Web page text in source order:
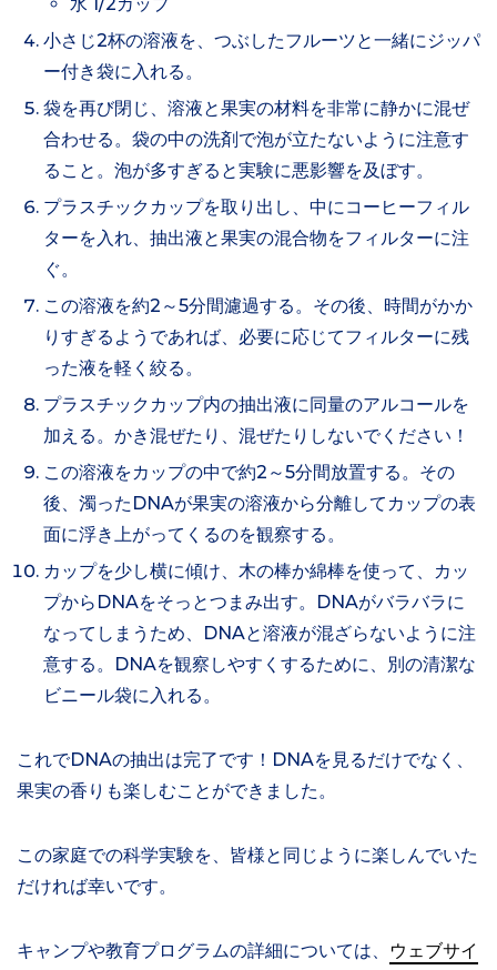
小さじ2杯の溶液を、つぶしたフルーツと一緒にジッパ
ー付き袋に入れる。
袋を再び閉じ、溶液と果実の材料を非常に静かに混ぜ
合わせる。袋の中の洗剤で泡が立たないように注意す
ること。泡が多すぎると実験に悪影響を及ぼす。
プラスチックカップを取り出し、中にコーヒーフィル
ターを入れ、抽出液と果実の混合物をフィルターに注
ぐ。
この溶液を約2～5分間濾過する。その後、時間がかか
りすぎるようであれば、必要に応じてフィルターに残
った液を軽く絞る。
プラスチックカップ内の抽出液に同量のアルコールを
加える。かき混ぜたり、混ぜたりしないでください！
この溶液をカップの中で約2～5分間放置する。その
後、濁ったDNAが果実の溶液から分離してカップの表
面に浮き上がってくるのを観察する。
カップを少し横に傾け、木の棒か綿棒を使って、カッ
プからDNAをそっとつまみ出す。DNAがバラバラに
なってしまうため、DNAと溶液が混ざらないように注
意する。DNAを観察しやすくするために、別の清潔な
ビニール袋に入れる。
これでDNAの抽出は完了です！DNAを見るだけでなく、
果実の香りも楽しむことができました。
この家庭での科学実験を、皆様と同じように楽しんでいた
だければ幸いです。
キャンプや教育プログラムの詳細については、
ウェブサイ